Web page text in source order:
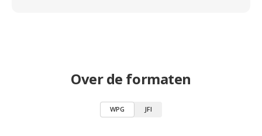
Over de formaten
WPG JFI